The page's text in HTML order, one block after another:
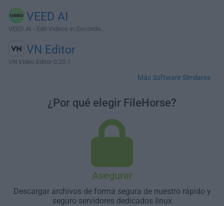
VEED AI
VEED AI - Edit Videos in Seconds...
VN Editor
VN Video Editor 0.20.1
Más Software Similares
¿Por qué elegir FileHorse?
Asegurar
Descargar archivos de forma segura de nuestro rápido y
seguro servidores dedicados linux